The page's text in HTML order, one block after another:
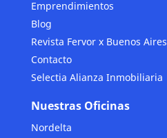
Emprendimientos
Blog
Revista Fervor x Buenos Aires
Contacto
Selectia Alianza Inmobiliaria
Nuestras Oficinas
Nordelta